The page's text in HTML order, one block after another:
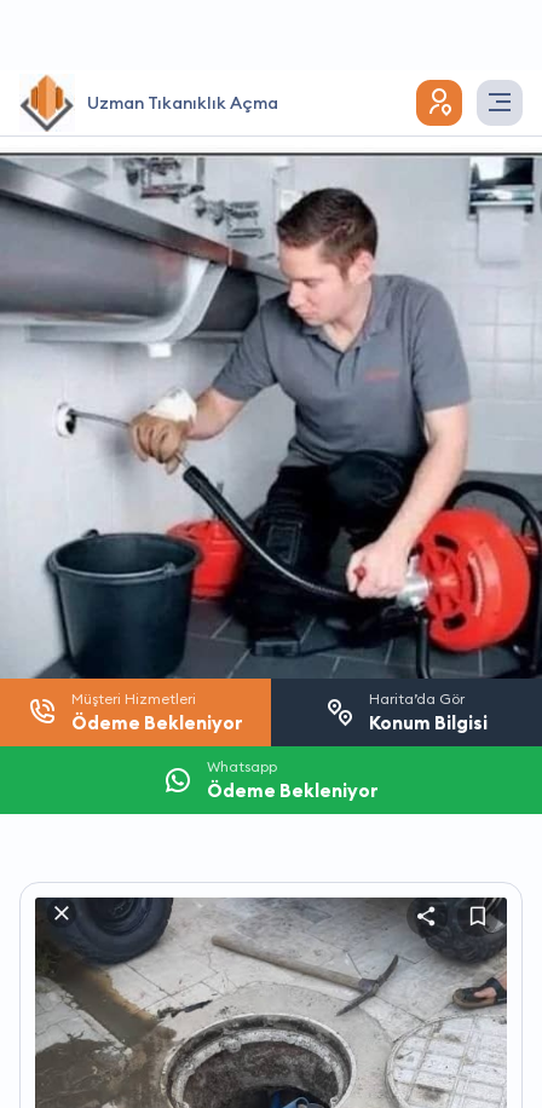
Uzman Tıkanıklık Açma
Müşteri Hizmetleri
Ödeme Bekleniyor
Harita’da Gör
Konum Bilgisi
Whatsapp
Ödeme Bekleniyor